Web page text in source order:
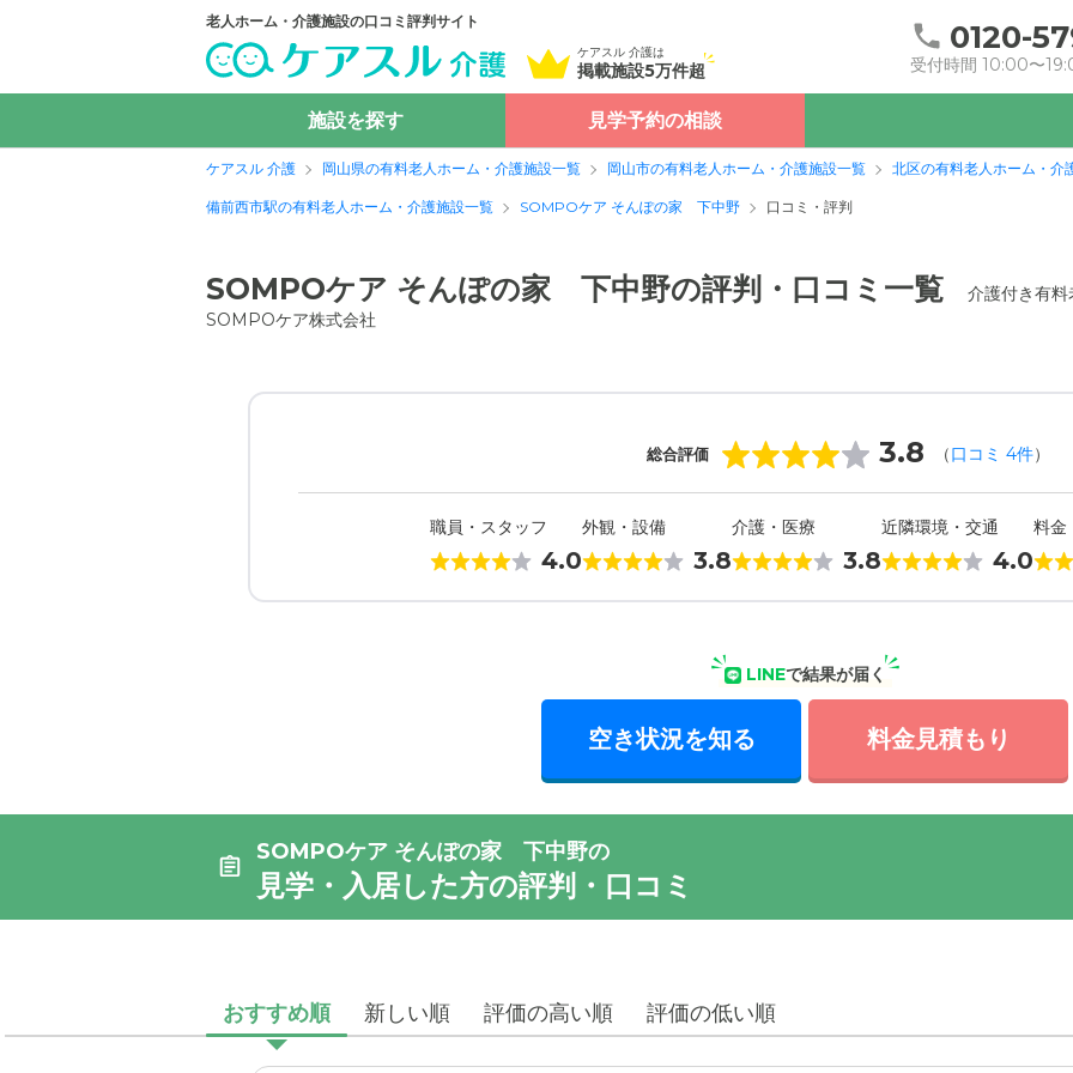
老人ホーム・介護施設の口コミ評判サイト
ケアスル 介護は
掲載施設5万件超
0120-
受付時間 10:00〜
施設を探す 見学予約の相談
ケアスル 介護 岡山県の有料老人ホーム・介護施設一覧 岡山市の有料老人ホーム・介護施設一覧 北区の有料老人ホーム・介
備前西市駅の有料老人ホーム・介護施設一覧 SOMPOケア そんぽの家 下中野 口コミ・評判
SOMPOケア そんぽの家 下中野の評判・口コミ一覧
介護付き有
SOMPOケア株式会社
総合評価 3.8 （口コミ 4件）
職員・スタッフ
4.0
外観・設備
3.8
介護・医療
3.8
近隣環境・交通
4.0
料金
LINEで結果が届く
空き状況を知る 料金見積もり
SOMPOケア そんぽの家 下中野の
見学・入居した方の評判・口コミ
おすすめ順 新しい順 評価の高い順 評価の低い順